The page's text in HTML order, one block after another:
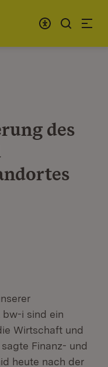
des
i sind ein
Wirtschaft und
Finanz- und
heute nach der